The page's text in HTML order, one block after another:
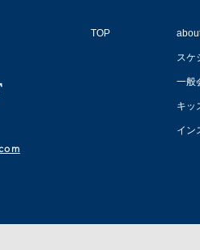
TOP
スケ
一般
キッ
イン